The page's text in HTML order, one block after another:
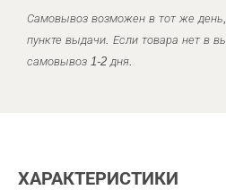
Самовывоз возможен в тот же
пункте выдачи. Если товара нет в
самовывоз 1-2 дня.
ХАРАКТЕРИСТИКИ